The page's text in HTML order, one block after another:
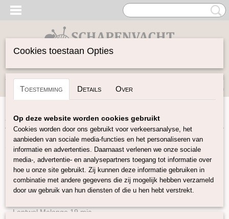
Inloggen Registreren
(0)
Home>Spinwol>Wol wasmiddel
Spinwol
Lontwol Natuurlijke kleuren
Lontwol gekleurd 14,5 mic
Lontwol Melange 19 mic
Cookies toestaan Opties
Toestemming Details Over
Op deze website worden cookies gebruikt
Cookies worden door ons gebruikt voor verkeersanalyse, het
aanbieden van sociale media-functies en het personaliseren van
informatie en advertenties. Daarnaast verlenen we onze sociale
media-, advertentie- en analysepartners toegang tot informatie over
hoe u onze site gebruikt. Zij kunnen deze informatie gebruiken in
combinatie met andere gegevens die zij mogelijk hebben verzameld
door uw gebruik van hun diensten of die u hen hebt verstrekt.